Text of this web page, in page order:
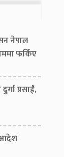
नेपाल
फर्किए
प्रसाईं,
आदेश